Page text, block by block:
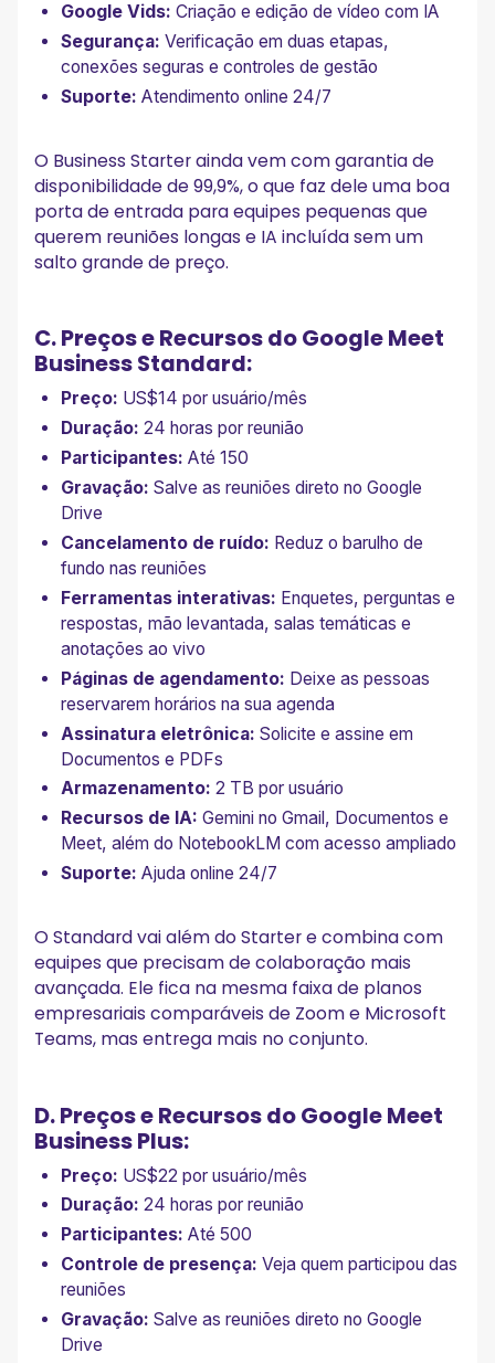
Google Vids: Criação e edição de vídeo com IA
Segurança: Verificação em duas etapas,
conexões seguras e controles de gestão
Suporte: Atendimento online 24/7
O Business Starter ainda vem com garantia de
disponibilidade de 99,9%, o que faz dele uma boa
porta de entrada para equipes pequenas que
querem reuniões longas e IA incluída sem um
salto grande de preço.
C. Preços e Recursos do Google Meet
Business Standard:
Preço: US$14 por usuário/mês
Duração: 24 horas por reunião
Participantes: Até 150
Gravação: Salve as reuniões direto no Google
Drive
Cancelamento de ruído: Reduz o barulho de
fundo nas reuniões
Ferramentas interativas: Enquetes, perguntas e
respostas, mão levantada, salas temáticas e
anotações ao vivo
Páginas de agendamento: Deixe as pessoas
reservarem horários na sua agenda
Assinatura eletrônica: Solicite e assine em
Documentos e PDFs
Armazenamento: 2 TB por usuário
Recursos de IA: Gemini no Gmail, Documentos e
Meet, além do NotebookLM com acesso ampliado
Suporte: Ajuda online 24/7
O Standard vai além do Starter e combina com
equipes que precisam de colaboração mais
avançada. Ele fica na mesma faixa de planos
empresariais comparáveis de Zoom e Microsoft
Teams, mas entrega mais no conjunto.
D. Preços e Recursos do Google Meet
Business Plus:
Preço: US$22 por usuário/mês
Duração: 24 horas por reunião
Participantes: Até 500
Controle de presença: Veja quem participou das
reuniões
Gravação: Salve as reuniões direto no Google
Drive